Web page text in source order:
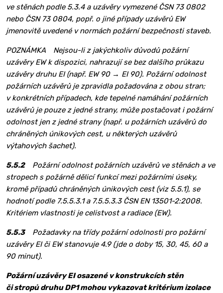
ve stěnách podle 5.3.4 a uzávěry vymezené ČSN 73 0802
nebo ČSN 73 0804, popř. o jiné případy uzávěrů EW
jmenovitě uvedené v normách požární bezpečnosti staveb.
POZNÁMKA Nejsou-li z jakýchkoliv důvodů požární
uzávěry EW k dispozici, nahrazují se bez dalšího průkazu
uzávěry druhu EI (např. EW 90 → EI 90). Požární odolnost
požárních uzávěrů je zpravidla požadována z obou stran;
v konkrétních případech, kde tepelné namáhání požárních
uzávěrů je pouze z jedné strany, může postačovat i požární
odolnost jen z jedné strany (např. u požárních uzávěrů do
chráněných únikových cest, u některých uzávěrů
výtahových šachet).
5.5.2Požární odolnost požárních uzávěrů ve stěnách a ve
stropech s požárně dělicí funkcí mezi požárními úseky,
kromě případů chráněných únikových cest (viz 5.5.1), se
hodnotí podle 7.5.5.3.1 a 7.5.5.3.3 ČSN EN 13501-2:2008.
Kritériem vlastnosti je celistvost a radiace (EW).
5.5.3Požadavky na třídy požární odolnosti pro požární
uzávěry EI či EW stanovuje 4.9 (jde o doby 15, 30, 45, 60 a
90 minut).
Požární uzávěry EI osazené v konstrukcích stěn
či stropů druhu DP1 mohou vykazovat kritérium izolace